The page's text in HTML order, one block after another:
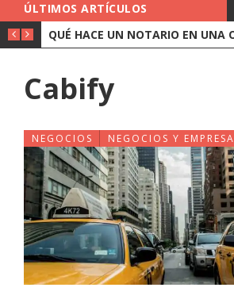
ÚLTIMOS ARTÍCULOS
QUÉ HACE UN NOTARIO EN UNA OPERACIÓN DE EMPRESA
Cabify
NEGOCIOS NEGOCIOS Y EMPRESA